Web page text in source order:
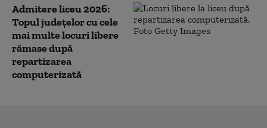
Admitere liceu 2026:
Topul județelor cu cele
mai multe locuri libere
rămase după
repartizarea
computerizată